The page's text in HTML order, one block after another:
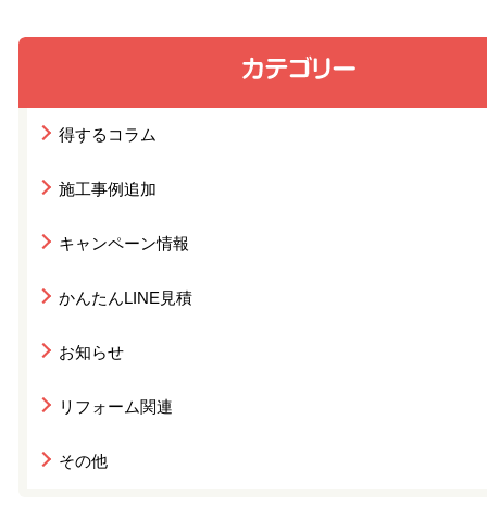
得するコラム
施工事例追加
キャンペーン情報
かんたんLINE見積
お知らせ
リフォーム関連
その他